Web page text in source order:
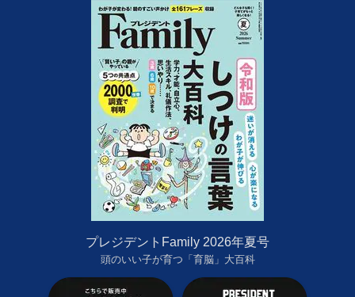
プレジデントFamily 2026年夏号
頭のいい子が育つ「育脳」大百科